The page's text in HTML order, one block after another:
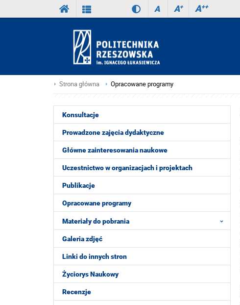
A A+ A++
Strona główna Opracowane programy
Konsultacje
Prowadzone zajęcia dydaktyczne
Główne zainteresowania naukowe
Uczestnictwo w organizacjach i projektach
Publikacje
Opracowane programy
Materiały do pobrania
Galeria zdjęć
Linki do innych stron
Życiorys Naukowy
Recenzje